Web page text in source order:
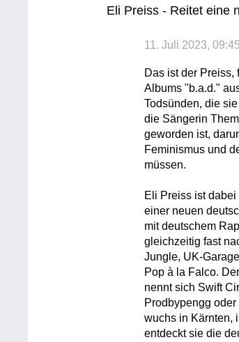
Eli Preiss - Reitet eine
11. Juli 2023, 09:45
Das ist der
Albums "b.a.d."
Todsünden, die
die Sängerin
geworden ist,
Feminismus und
müssen.
Eli Preiss ist
einer neuen
mit deutschem
gleichzeitig fast
Jungle, UK-
Pop à la Falco.
nennt sich Swift
Prodbypengg
wuchs in Kärnten,
entdeckt sie die